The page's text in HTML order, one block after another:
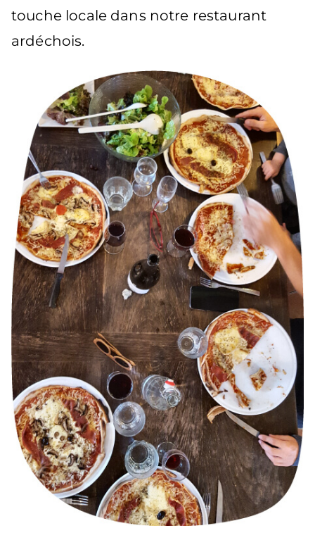
touche locale dans notre restaurant
ardéchois.